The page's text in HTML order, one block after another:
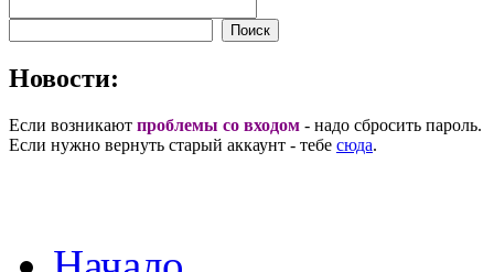
Новости:
Если возникают проблемы со входом - надо сбросить пароль.
Если нужно вернуть старый аккаунт - тебе сюда.